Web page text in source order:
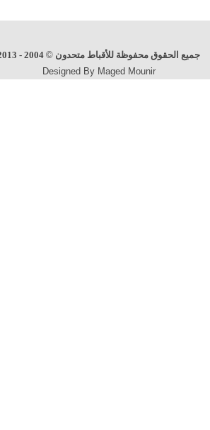
جميع الحقوق محفوظة للأقباط متحدون©
2004 - 2013
Designed By Maged Mounir